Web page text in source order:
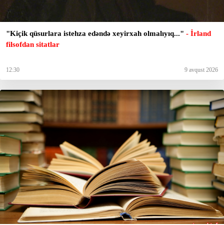
"Kiçik qüsurlara istehza edəndə xeyirxah olmalıyıq..." - İrland
filsofdan sitatlar
12:30 9 avqust 2026